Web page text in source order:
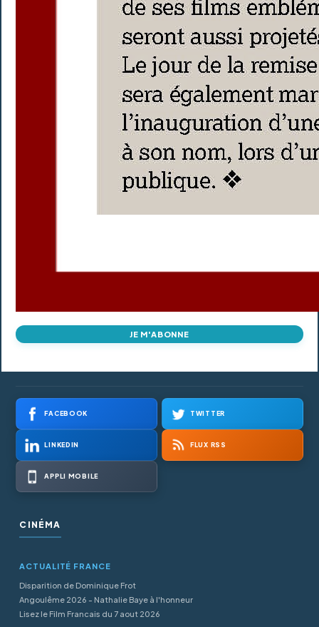
JE M'ABONNE
FACEBOOK TWITTER
LINKEDIN FLUX RSS
APPLI MOBILE
CINÉMA
ACTUALITÉ FRANCE
Disparition de Dominique Frot
Angoulême 2026 - Nathalie Baye à l'honneur
Lisez le Film Francais du 7 aout 2026